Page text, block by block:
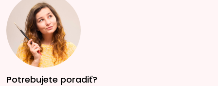
Potrebujete poradiť?